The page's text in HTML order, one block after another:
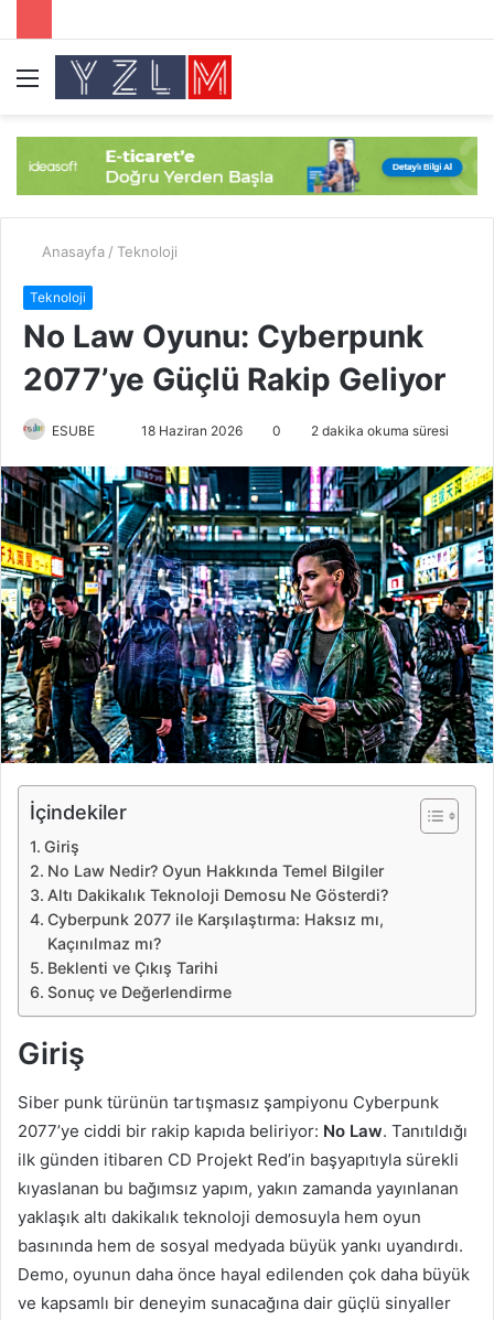
Menü
Anasayfa / Teknoloji
Teknoloji
No Law Oyunu: Cyberpunk
2077’ye Güçlü Rakip Geliyor
ESUBE
r
e
-
p
o
s
t
a
g
ö
n
e
18 Haziran 2026 0 2 dakika okuma süresi
İçindekiler
Giriş
No Law Nedir? Oyun Hakkında Temel Bilgiler
Altı Dakikalık Teknoloji Demosu Ne Gösterdi?
Cyberpunk 2077 ile Karşılaştırma: Haksız mı,
Kaçınılmaz mı?
Beklenti ve Çıkış Tarihi
Sonuç ve Değerlendirme
Giriş
Siber punk türünün tartışmasız şampiyonu Cyberpunk
2077’ye ciddi bir rakip kapıda beliriyor: No Law. Tanıtıldığı
ilk günden itibaren CD Projekt Red’in başyapıtıyla sürekli
kıyaslanan bu bağımsız yapım, yakın zamanda yayınlanan
yaklaşık altı dakikalık teknoloji demosuyla hem oyun
basınında hem de sosyal medyada büyük yankı uyandırdı.
Demo, oyunun daha önce hayal edilenden çok daha büyük
ve kapsamlı bir deneyim sunacağına dair güçlü sinyaller